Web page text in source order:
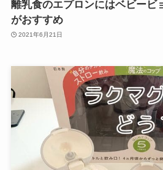
離乳食のエプロンにはベビービ
がおすすめ
2021年6月21日